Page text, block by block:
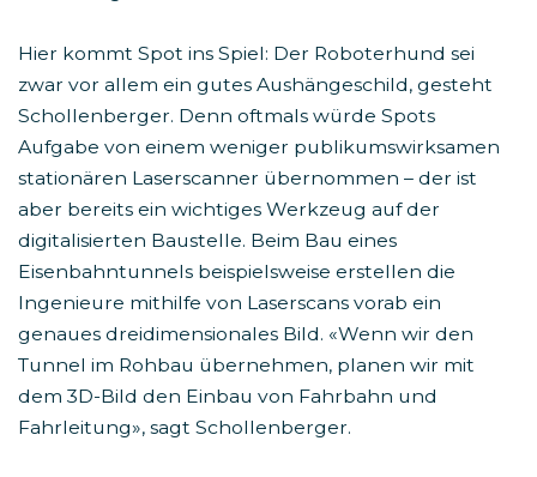
Hier kommt Spot ins Spiel: Der Roboterhund sei
zwar vor allem ein gutes Aushängeschild, gesteht
Schollenberger. Denn oftmals würde Spots
Aufgabe von einem weniger publikumswirksamen
stationären Laserscanner übernommen – der ist
aber bereits ein wichtiges Werkzeug auf der
digitalisierten Baustelle. Beim Bau eines
Eisenbahntunnels beispielsweise erstellen die
Ingenieure mithilfe von Laserscans vorab ein
genaues dreidimensionales Bild. «Wenn wir den
Tunnel im Rohbau übernehmen, planen wir mit
dem 3D-Bild den Einbau von Fahrbahn und
Fahrleitung», sagt Schollenberger.